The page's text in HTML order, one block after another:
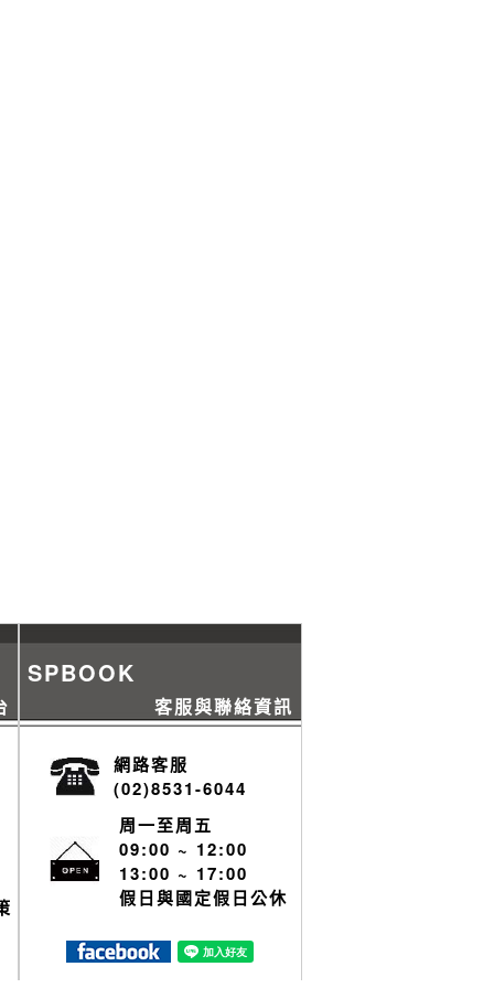
SPBOOK
客服與聯絡資訊
網路客服
(02)8531-6044
周一至周五
09:00 ~ 12:00
13:00 ~ 17:00
假日與國定假日公休